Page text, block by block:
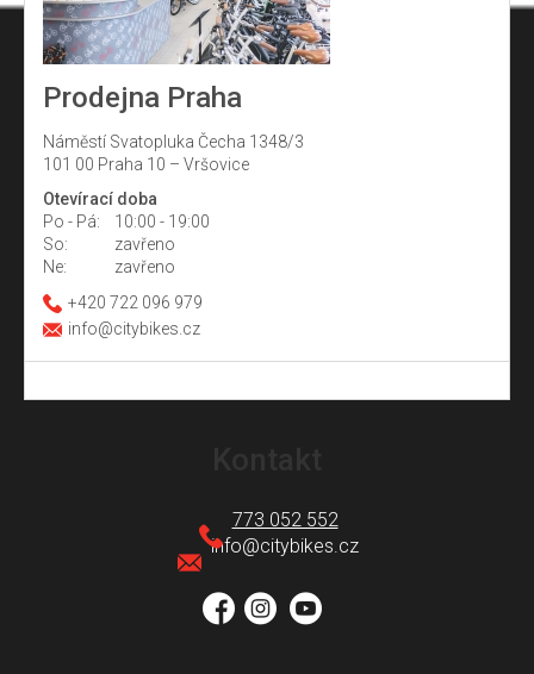
Prodejna Praha
Náměstí Svatopluka Čecha 1348/3
101 00 Praha 10 – Vršovice
Otevírací doba
Po - Pá:
10:00 - 19:00
So:
zavřeno
Ne:
zavřeno
+420 722 096 979
info@citybikes.cz
info@citybikes.cz
773 052 552